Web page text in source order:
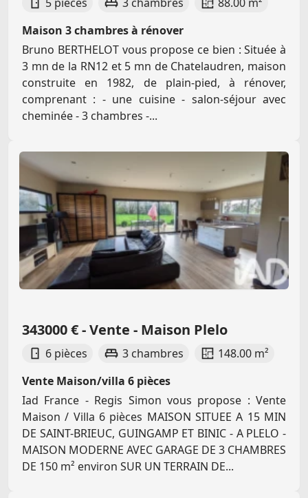
Maison 3 chambres à rénover
Bruno BERTHELOT vous propose ce bien : Située à
3 mn de la RN12 et 5 mn de Chatelaudren, maison
construite en 1982, de plain-pied, à rénover,
comprenant : - une cuisine - salon-séjour avec
cheminée - 3 chambres -...
343000 € - Vente - Maison Plelo
6 pièces 3 chambres
148.00 m²
Vente Maison/villa 6 pièces
Iad France - Regis Simon vous propose : Vente
Maison / Villa 6 pièces MAISON SITUEE A 15 MIN
DE SAINT-BRIEUC, GUINGAMP ET BINIC - A PLELO -
MAISON MODERNE AVEC GARAGE DE 3 CHAMBRES
DE 150 m² environ SUR UN TERRAIN DE...